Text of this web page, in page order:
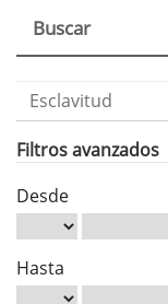
Buscar
Buscar
artículos
por
Filtros avanzados
Desde
Hasta